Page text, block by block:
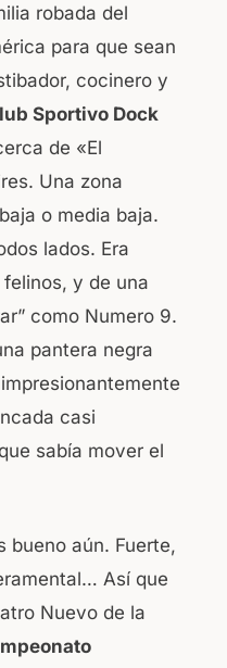
robada del
para que sean
cocinero y
Sportivo Dock
de «El
Una zona
o media baja.
lados. Era
y de una
como Numero 9.
pantera negra
casi
sabía mover el
bueno aún. Fuerte,
Así que
Nuevo de la